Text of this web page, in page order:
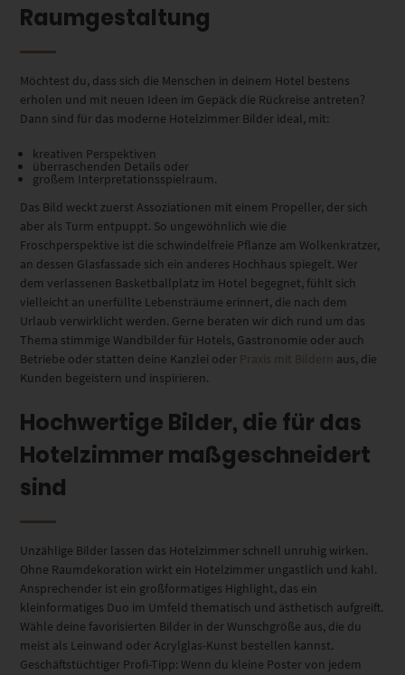
Raumgestaltung
Möchtest du, dass sich die Menschen in deinem Hotel bestens
erholen und mit neuen Ideen im Gepäck die Rückreise antreten?
Dann sind für das moderne Hotelzimmer Bilder ideal, mit:
kreativen Perspektiven
überraschenden Details oder
großem Interpretationsspielraum.
Das Bild weckt zuerst Assoziationen mit einem Propeller, der sich
aber als Turm entpuppt. So ungewöhnlich wie die
Froschperspektive ist die schwindelfreie Pflanze am Wolkenkratzer,
an dessen Glasfassade sich ein anderes Hochhaus spiegelt. Wer
dem verlassenen Basketballplatz im Hotel begegnet, fühlt sich
vielleicht an unerfüllte Lebensträume erinnert, die nach dem
Urlaub verwirklicht werden. Gerne beraten wir dich rund um das
Thema stimmige Wandbilder für Hotels, Gastronomie oder auch
Betriebe oder statten deine Kanzlei oder Praxis mit Bildern aus, die
Kunden begeistern und inspirieren.
Hochwertige Bilder, die für das
Hotelzimmer maßgeschneidert
sind
Unzählige Bilder lassen das Hotelzimmer schnell unruhig wirken.
Ohne Raumdekoration wirkt ein Hotelzimmer ungastlich und kahl.
Ansprechender ist ein großformatiges Highlight, das ein
kleinformatiges Duo im Umfeld thematisch und ästhetisch aufgreift.
Wähle deine favorisierten Bilder in der Wunschgröße aus, die du
meist als Leinwand oder Acrylglas-Kunst bestellen kannst.
Geschäftstüchtiger Profi-Tipp: Wenn du kleine Poster von jedem